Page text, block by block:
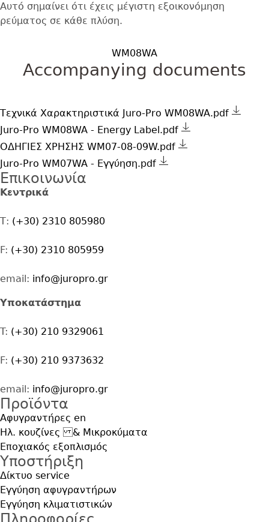
Αυτό σημαίνει ότι έχεις μέγιστη εξοικονόμηση
ρεύματος σε κάθε πλύση.
WM08WA
Accompanying documents
Τεχνικά Χαρακτηριστικά Juro-Pro WM08WA.pdf
Juro-Pro WM08WA - Energy Label.pdf
ΟΔΗΓΙΕΣ ΧΡΗΣΗΣ WM07-08-09W.pdf
Juro-Pro WM07WA - Εγγύηση.pdf
Επικοινωνία
Address
Κεντρικά
Τ: (+30) 2310 805980
F: (+30) 2310 805959
email: info@juropro.gr
Υποκατάστημα
T: (+30) 210 9329061
F: (+30) 210 9373632
email: info@juropro.gr
Προϊόντα
Αφυγραντήρες en
Ηλ. κουζίνες & Μικροκύματα
Εποχιακός εξοπλισμός
Yποστήριξη
Δίκτυο service
Εγγύηση αφυγραντήρων
Εγγύηση κλιματιστικών